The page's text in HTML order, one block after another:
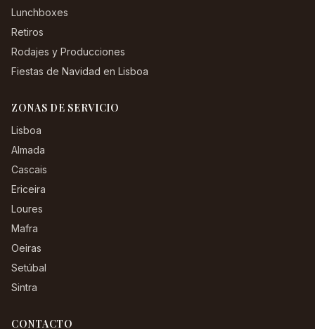
Lunchboxes
Retiros
Rodajes y Producciones
Fiestas de Navidad en Lisboa
ZONAS DE SERVICIO
Lisboa
Almada
Cascais
Ericeira
Loures
Mafra
Oeiras
Setúbal
Sintra
CONTACTO